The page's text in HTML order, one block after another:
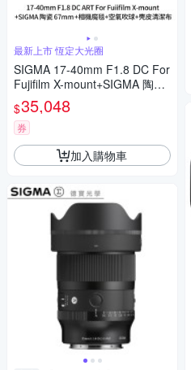
最新上市 恆定大光圈
SIGMA 17-40mm F1.8 DC For
Fujifilm X-mount+SIGMA 陶瓷
67mm保護鏡+相機魔毯+BW-1
30吹球+3030麂皮清潔布 (公司
貨)
$35,048
券
加入購物車